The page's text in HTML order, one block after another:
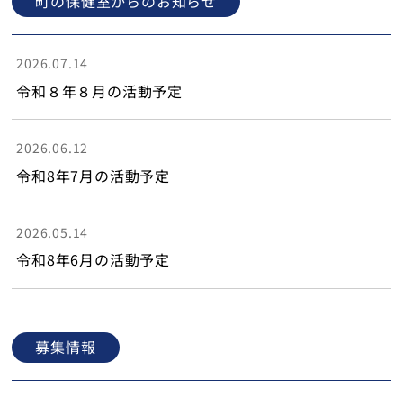
2026.07.14
令和８年８月の活動予定
2026.06.12
令和8年7月の活動予定
2026.05.14
令和8年6月の活動予定
募集情報